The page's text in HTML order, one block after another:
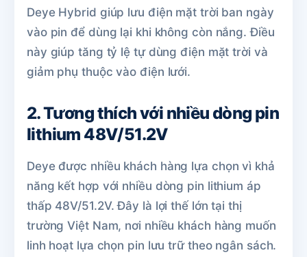
Deye Hybrid giúp lưu điện mặt trời ban ngày
vào pin để dùng lại khi không còn nắng. Điều
này giúp tăng tỷ lệ tự dùng điện mặt trời và
giảm phụ thuộc vào điện lưới.
2. Tương thích với nhiều dòng pin
lithium 48V/51.2V
Deye được nhiều khách hàng lựa chọn vì khả
năng kết hợp với nhiều dòng pin lithium áp
thấp 48V/51.2V. Đây là lợi thế lớn tại thị
trường Việt Nam, nơi nhiều khách hàng muốn
linh hoạt lựa chọn pin lưu trữ theo ngân sách.